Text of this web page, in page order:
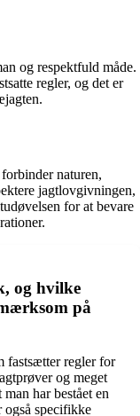
og respektfuld måde.
regler, og det er
naturen,
jagtlovgivningen,
for at bevare
og hvilke
på
fastsætter regler for
og meget
har bestået en
også specifikke